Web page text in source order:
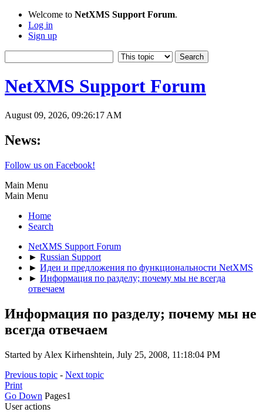
Welcome to NetXMS Support Forum.
Log in
Sign up
NetXMS Support Forum
August 09, 2026, 09:26:17 AM
News:
Follow us on Facebook!
Main Menu
Main Menu
Home
Search
NetXMS Support Forum
► Russian Support
► Идеи и предложения по функциональности NetXMS
► Информация по разделу; почему мы не всегда
отвечаем
Информация по разделу; почему мы не
всегда отвечаем
Started by Alex Kirhenshtein, July 25, 2008, 11:18:04 PM
Previous topic - Next topic
Print
Go Down Pages1
User actions